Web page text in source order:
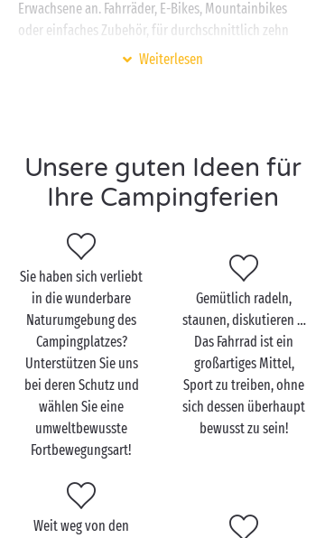
Erwachsene an. Fahrräder, E-Bikes, Mountainbikes
oder einfaches Zubehör, für durchschnittlich zehn
Euro pro Tag finden Sie genau das, was Sie suchen.
Mit der Familie
können Sie die
unzähligen Radwege erobern, die durch die
duftenden Kiefernwälder verlaufen.
Szenenwechsel: Sie befinden sich im
dem Weg zu einem Besuch der
Loire-Schlösser
wie könnte man sie besser besichtigen als mit dem
Fahrrad?
Der Südosten und der Mittelmeerraum stehen dem in
nichts nach: Ob an der Küste desMittelmeersoder
stromaufwärts von den
Verdon-Schluchten, die zu
mietenden Fahrräder für Kinder und Erwachsene
warten nur auf Sie!
Weiterlesen
Unsere guten Ideen für
Ihre Campingferien
Sie haben sich verliebt
in die wunderbare
Naturumgebung des
Campingplatzes?
Unterstützen Sie uns
bei deren Schutz und
wählen Sie eine
umweltbewusste
Fortbewegungsart!
Gemütlich radeln,
staunen, diskutieren …
Das Fahrrad ist ein
großartiges Mittel,
Sport zu treiben, ohne
sich dessen überhaupt
bewusst zu sein!
Weit weg von den